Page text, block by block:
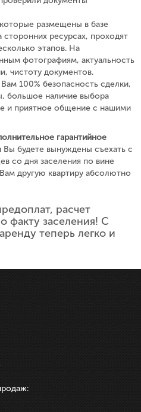
размещены в базе
ресурсах, проходят
этапов. На
фотографиям, актуальность
чистоту документов.
100% безопасность сделки,
большое наличие выбора
и приятное общение с нашими
гарантийное
Вы будете вынуждены съехать с
со дня заселения по вине
другую квартиру абсолютно
расчет
факту заселения! С
теперь легко и